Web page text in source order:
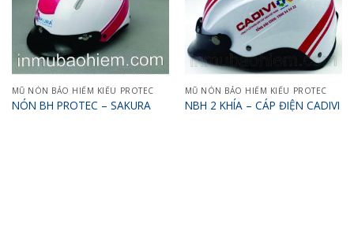
MŨ NÓN BẢO HIỂM KIỂU PROTEC
NÓN BH PROTEC – SAKURA
MŨ NÓN BẢO HIỂM KIỂU PROTEC
NBH 2 KHÍA – CÁP ĐIỆN CADIVI